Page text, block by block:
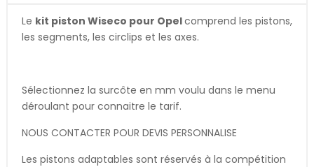
Le kit piston Wiseco pour Opelcomprend les pistons,
les segments, les circlips et les axes.
Sélectionnez la surcôte en mm voulu dans le menu
déroulant pour connaitre le tarif.
NOUS CONTACTER POUR DEVIS PERSONNALISE
Les pistons adaptables sont réservés à la compétition